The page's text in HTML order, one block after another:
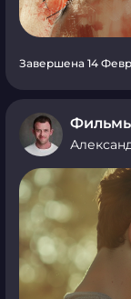
Завершена 14